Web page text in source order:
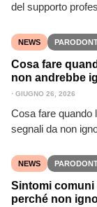
del supporto
NEWS
Cosa fare
non andrebbe
⋅ GIUGNO 26, 2026
Cosa fare quando
segnali da non
NEWS
Sintomi
perché non